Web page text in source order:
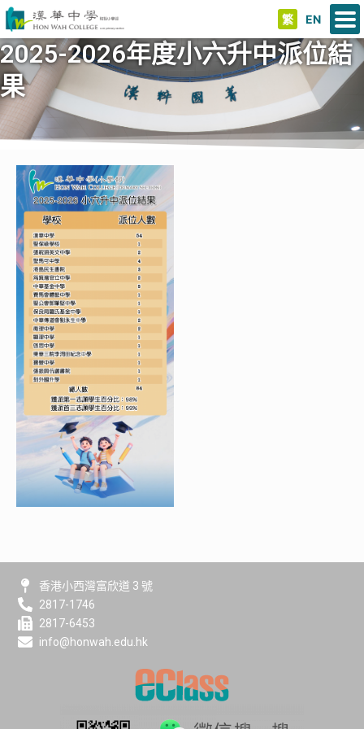
繁 EN
2025-2026年度小六升中派位結
果
香港小西灣富欣道 3 號
2817-1746
2817-6453
info@honwah.edu.hk